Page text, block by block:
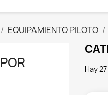
EQUIPAMIENTO PILOTO
Hay